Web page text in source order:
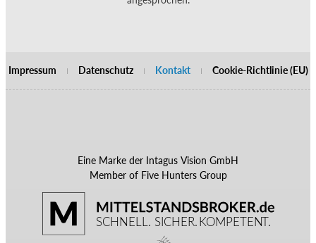
Impressum Datenschutz Kontakt Cookie-Richtlinie (EU)
Eine Marke der Intagus Vision GmbH
Member of Five Hunters Group